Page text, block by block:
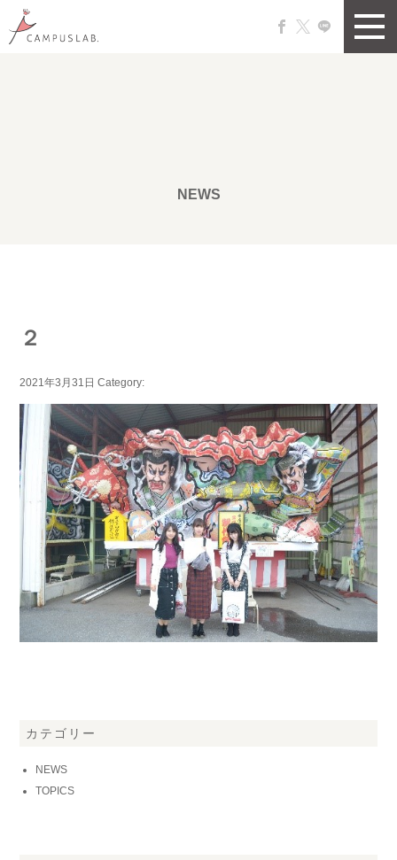
NEWS
２
2021年3月31日 Category:
カテゴリー
NEWS
TOPICS